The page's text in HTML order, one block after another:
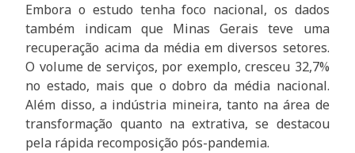
Embora o estudo tenha foco nacional, os dados
também indicam que Minas Gerais teve uma
recuperação acima da média em diversos setores.
O volume de serviços, por exemplo, cresceu 32,7%
no estado, mais que o dobro da média nacional.
Além disso, a indústria mineira, tanto na área de
transformação quanto na extrativa, se destacou
pela rápida recomposição pós-pandemia.